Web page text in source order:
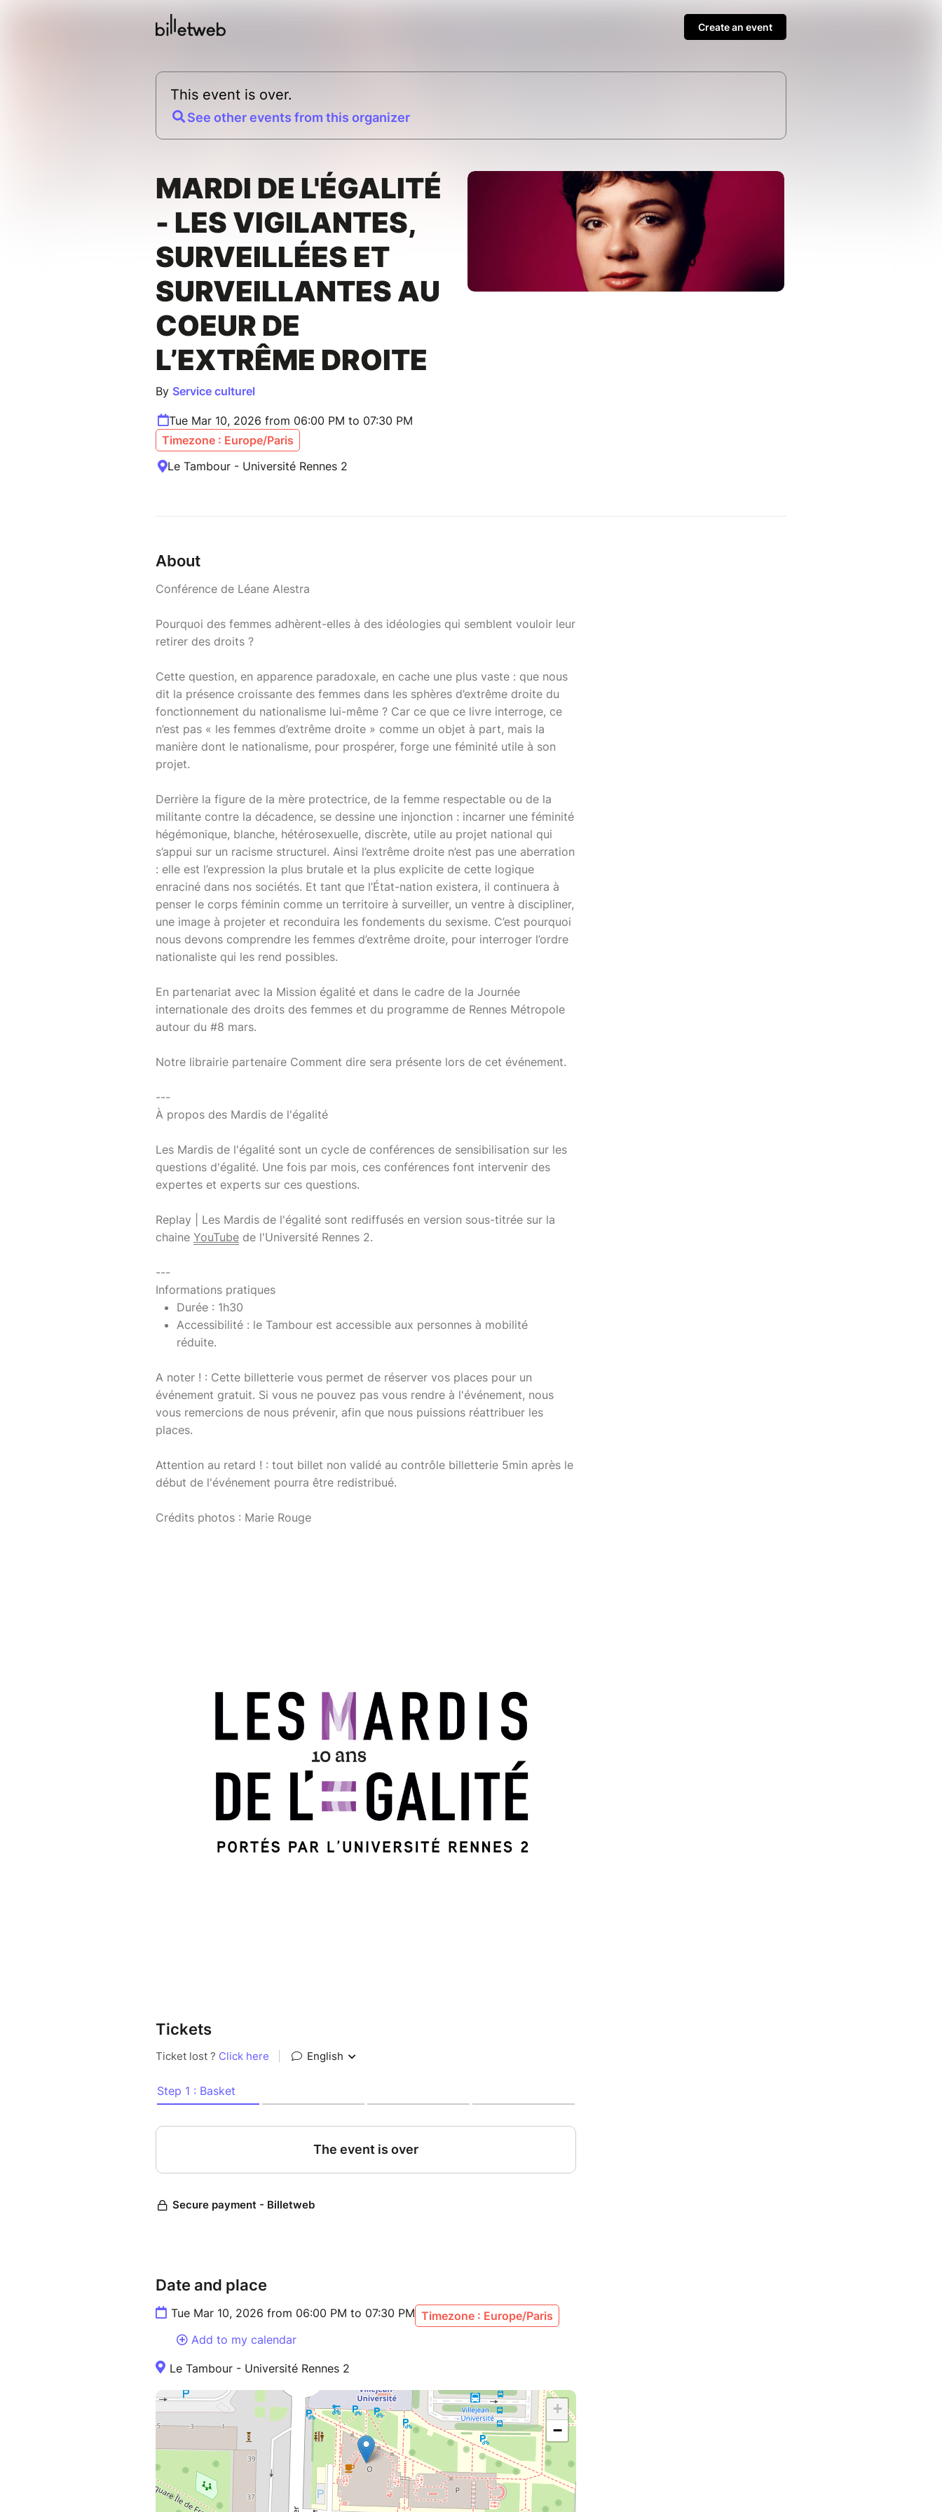
Create an event
This event is over.
See other events from this organizer
MARDI DE L'ÉGALITÉ
- LES VIGILANTES,
SURVEILLÉES ET
SURVEILLANTES AU
COEUR DE
L’EXTRÊME DROITE
By Service culturel
Tue Mar 10, 2026 from 06:00 PM to 07:30 PM
Timezone : Europe/Paris
Le Tambour - Université Rennes 2
About
Conférence de Léane Alestra
Pourquoi des femmes adhèrent-elles à des idéologies qui semblent vouloir leur
retirer des droits ?
Cette question, en apparence paradoxale, en cache une plus vaste : que nous
dit la présence croissante des femmes dans les sphères d’extrême droite du
fonctionnement du nationalisme lui-même ? Car ce que ce livre interroge, ce
n’est pas « les femmes d’extrême droite » comme un objet à part, mais la
manière dont le nationalisme, pour prospérer, forge une féminité utile à son
projet.
Derrière la figure de la mère protectrice, de la femme respectable ou de la
militante contre la décadence, se dessine une injonction : incarner une féminité
hégémonique, blanche, hétérosexuelle, discrète, utile au projet national qui
s’appui sur un racisme structurel. Ainsi l’extrême droite n’est pas une aberration
: elle est l’expression la plus brutale et la plus explicite de cette logique
enraciné dans nos sociétés. Et tant que l’État-nation existera, il continuera à
penser le corps féminin comme un territoire à surveiller, un ventre à discipliner,
une image à projeter et reconduira les fondements du sexisme. C’est pourquoi
nous devons comprendre les femmes d’extrême droite, pour interroger l’ordre
nationaliste qui les rend possibles.
En partenariat avec la Mission égalité et dans le cadre de la Journée
internationale des droits des femmes et du programme de Rennes Métropole
autour du #8 mars.
Notre librairie partenaire Comment dire sera présente lors de cet événement.
---
À propos des Mardis de l'égalité
Les Mardis de l'égalité sont un cycle de conférences de sensibilisation sur les
questions d'égalité. Une fois par mois, ces conférences font intervenir des
expertes et experts sur ces questions.
Replay | Les Mardis de l'égalité sont rediffusés en version sous-titrée sur la
chaine YouTube de l'Université Rennes 2.
---
Informations pratiques
Durée : 1h30
Accessibilité : le Tambour est accessible aux personnes à mobilité
réduite.
A noter ! : Cette billetterie vous permet de réserver vos places pour un
événement gratuit. Si vous ne pouvez pas vous rendre à l'événement, nous
vous remercions de nous prévenir, afin que nous puissions réattribuer les
places.
Attention au retard ! : tout billet non validé au contrôle billetterie 5min après le
début de l'événement pourra être redistribué.
Crédits photos : Marie Rouge
Tickets
Date and place
Tue Mar 10, 2026 from 06:00 PM to 07:30 PM Timezone : Europe/Paris
Add to my calendar
Le Tambour - Université Rennes 2
+
−